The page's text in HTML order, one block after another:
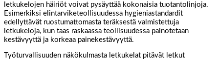
letkukelojen häiriöt voivat pysäyttää kokonaisia tuotantolinjoja.
Esimerkiksi elintarviketeollisuudessa hygieniastandardit
edellyttävät ruostumattomasta teräksestä valmistettuja
letkukeloja, kun taas raskaassa teollisuudessa painotetaan
kestävyyttä ja korkeaa painekestävyyttä.
Työturvallisuuden näkökulmasta letkukelat pitävät letkut